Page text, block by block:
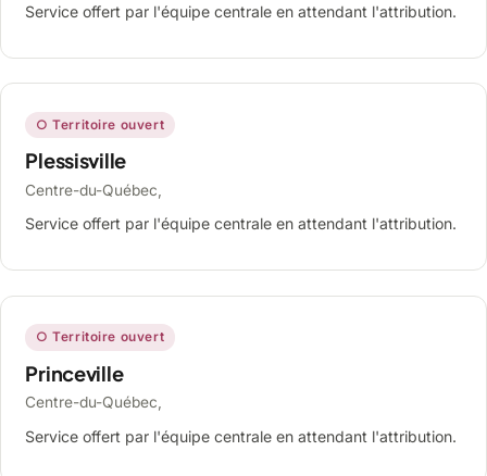
Service offert par l'équipe centrale en attendant l'attribution.
○ Territoire ouvert
Plessisville
Centre-du-Québec,
Service offert par l'équipe centrale en attendant l'attribution.
○ Territoire ouvert
Princeville
Centre-du-Québec,
Service offert par l'équipe centrale en attendant l'attribution.